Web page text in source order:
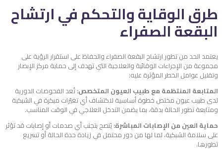
طرق الوقاية والتحكم في ارتشاح
البقعة الصفراء
يعتمد الحد من تطور ارتشاح البقعة الصفراء والحفاظ على استقرار الرؤية على
مجموعة من الإجراءات الوقائية والعلاجية التي تهدف إلى حماية مركز الإبصار
وتقليل عوامل الخطر المؤثرة عليه:
المتابعة المنتظمة مع طبيب العيون المتخصص:تُعد الفحوصات الدورية
لدى طبيب عيون مختص خطوة أساسية لاكتشاف أي تغيّرات مبكرة في الشبكية
ومتابعة تطور الحالة بدقة، بما يضمن التدخل العلاجي في الوقت المناسب.
حماية العين من الإصابات المباشرة:يُنصح بتجنب أي صدمات أو إصابات قد تؤثر
على سلامة الشبكية، لما لها من دور محتمل في زيادة حدة الحالة أو تسريع
تطورها.